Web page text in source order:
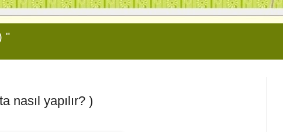
"
nasıl yapılır? )